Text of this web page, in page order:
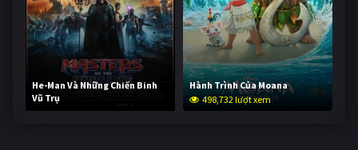
He-Man Và Những Chiến Binh
Vũ Trụ
248,206 lượt xem
Hành Trình Của Moana
498,732 lượt xem